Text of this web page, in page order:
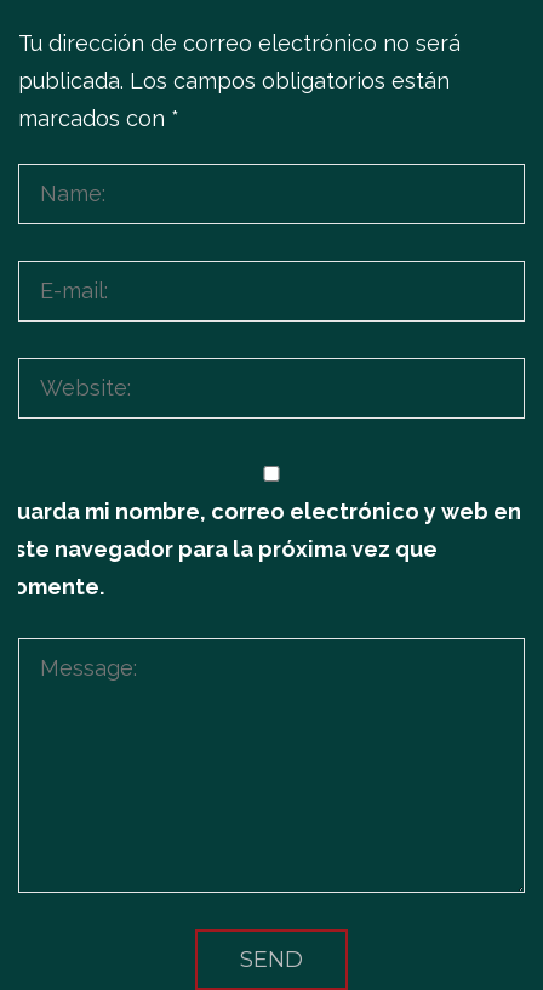
Tu dirección de correo electrónico no será
publicada. Los campos obligatorios están
marcados con *
Guarda mi nombre, correo electrónico y web en
este navegador para la próxima vez que
comente.